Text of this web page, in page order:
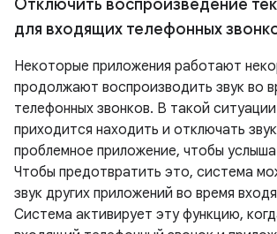
Отключить воспроизведение
для входящих телефонных
Некоторые приложения работают
продолжают воспроизводить звук во
телефонных звонков. В такой
приходится находить и отключать
проблемное приложение, чтобы
Чтобы предотвратить это, система
звук других приложений во время
Система активирует эту функцию,